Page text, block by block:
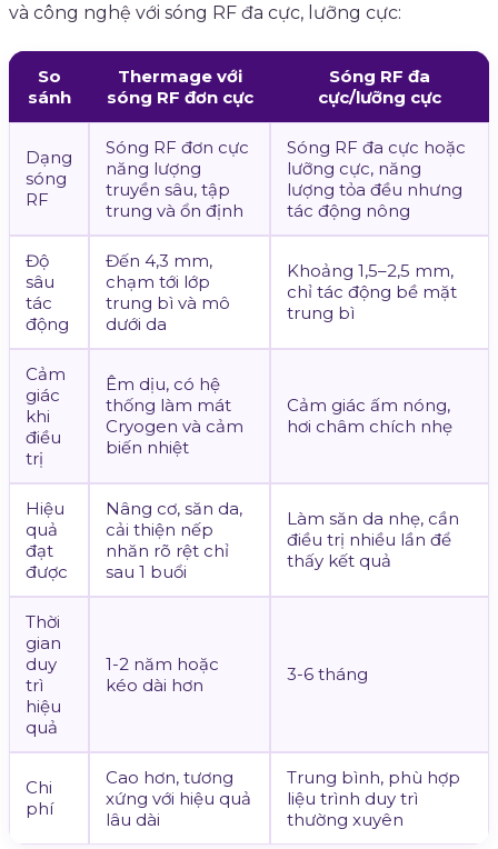
và công nghệ với sóng RF đa cực, lưỡng cực:
So
sánh
Thermage với
sóng RF đơn cực
Sóng RF đa
cực/lưỡng cực
Dạng
sóng
RF
Sóng RF đơn cực
năng lượng
truyền sâu, tập
trung và ổn định
Sóng RF đa cực hoặc
lưỡng cực, năng
lượng tỏa đều nhưng
tác động nông
Độ
sâu
tác
động
Đến 4,3 mm,
chạm tới lớp
trung bì và mô
dưới da
Khoảng 1,5–2,5 mm,
chỉ tác động bề mặt
trung bì
Cảm
giác
khi
điều
trị
Êm dịu, có hệ
thống làm mát
Cryogen và cảm
biến nhiệt
Cảm giác ấm nóng,
hơi châm chích nhẹ
Hiệu
quả
đạt
được
Nâng cơ, săn da,
cải thiện nếp
nhăn rõ rệt chỉ
sau 1 buổi
Làm săn da nhẹ, cần
điều trị nhiều lần để
thấy kết quả
Thời
gian
duy
trì
hiệu
quả
1-2 năm hoặc
kéo dài hơn
3-6 tháng
Chi
phí
Cao hơn, tương
xứng với hiệu quả
lâu dài
Trung bình, phù hợp
liệu trình duy trì
thường xuyên